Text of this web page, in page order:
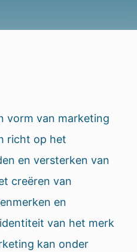
vorm van marketing
richt op het
en versterken van
creëren van
en
van het merk
kan onder